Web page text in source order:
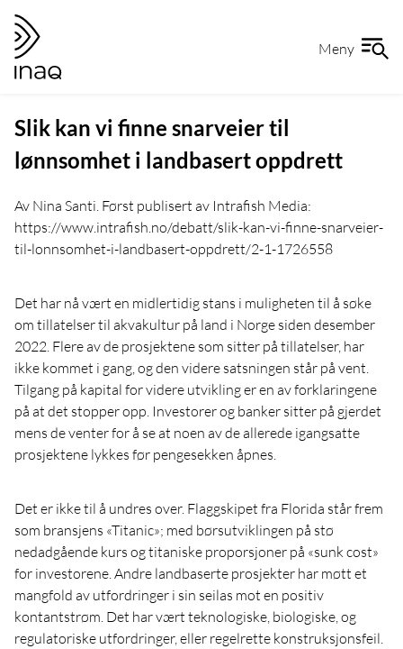
Gå
hovedinnhold
Meny
Slik kan vi finne snarveier til
lønnsomhet i landbasert oppdrett
Av Nina Santi. Først publisert av Intrafish Media:
https://www.intrafish.no/debatt/slik-kan-vi-finne-snarveier-
til-lonnsomhet-i-landbasert-oppdrett/2-1-1726558
Det har nå vært en midlertidig stans i muligheten til å søke
om tillatelser til akvakultur på land i Norge siden desember
2022. Flere av de prosjektene som sitter på tillatelser, har
ikke kommet i gang, og den videre satsningen står på vent.
Tilgang på kapital for videre utvikling er en av forklaringene
på at det stopper opp. Investorer og banker sitter på gjerdet
mens de venter for å se at noen av de allerede igangsatte
prosjektene lykkes før pengesekken åpnes.
Det er ikke til å undres over. Flaggskipet fra Florida står frem
som bransjens «Titanic»; med børsutviklingen på stø
nedadgående kurs og titaniske proporsjoner på «sunk cost»
for investorene. Andre landbaserte prosjekter har møtt et
mangfold av utfordringer i sin seilas mot en positiv
kontantstrøm. Det har vært teknologiske, biologiske, og
regulatoriske utfordringer, eller regelrette konstruksjonsfeil.